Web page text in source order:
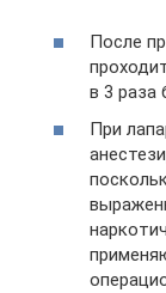
После
в 3 раза
При